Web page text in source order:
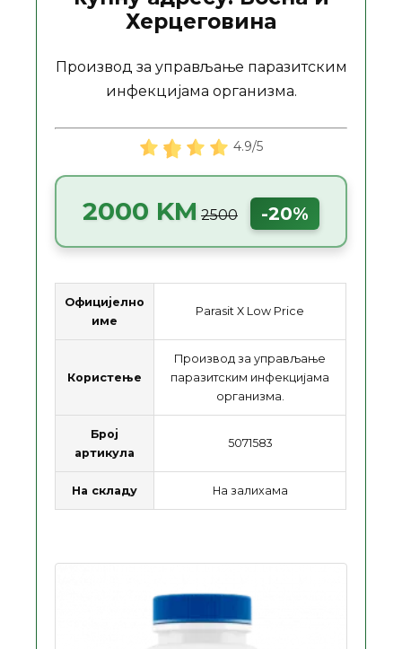
Херцеговина
Производ за управљање паразитским
инфекцијама организма.
4.9/5
2000 KM 2500 -20%
Официјелно
име
Parasit X Low Price
Користење
Производ за управљање
паразитским инфекцијама
организма.
Број
артикула
5071583
На складу На залихама